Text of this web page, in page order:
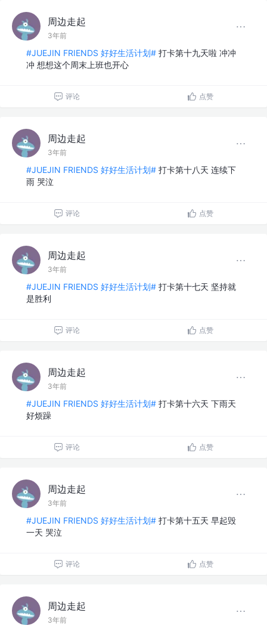
周边走起
3年前
#JUEJIN FRIENDS 好好生活计划# 打卡第十九天啦 冲冲
冲 想想这个周末上班也开心
评论 点赞
周边走起
3年前
#JUEJIN FRIENDS 好好生活计划# 打卡第十八天 连续下
雨 哭泣
评论 点赞
周边走起
3年前
#JUEJIN FRIENDS 好好生活计划# 打卡第十七天 坚持就
是胜利
评论 点赞
周边走起
3年前
#JUEJIN FRIENDS 好好生活计划# 打卡第十六天 下雨天
好烦躁
评论 点赞
周边走起
3年前
#JUEJIN FRIENDS 好好生活计划# 打卡第十五天 早起毁
一天 哭泣
评论 点赞
周边走起
3年前